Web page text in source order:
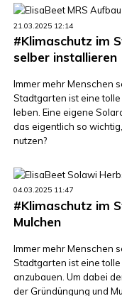
21.03.2025 12:14
#Klimaschutz im
selber installieren
Immer mehr Menschen
Stadtgarten ist eine
leben. Eine eigene
das eigentlich so
nutzen?
04.03.2025 11:47
#Klimaschutz im
Mulchen
Immer mehr Menschen
Stadtgarten ist eine
anzubauen. Um dabei
der Gründüngung und